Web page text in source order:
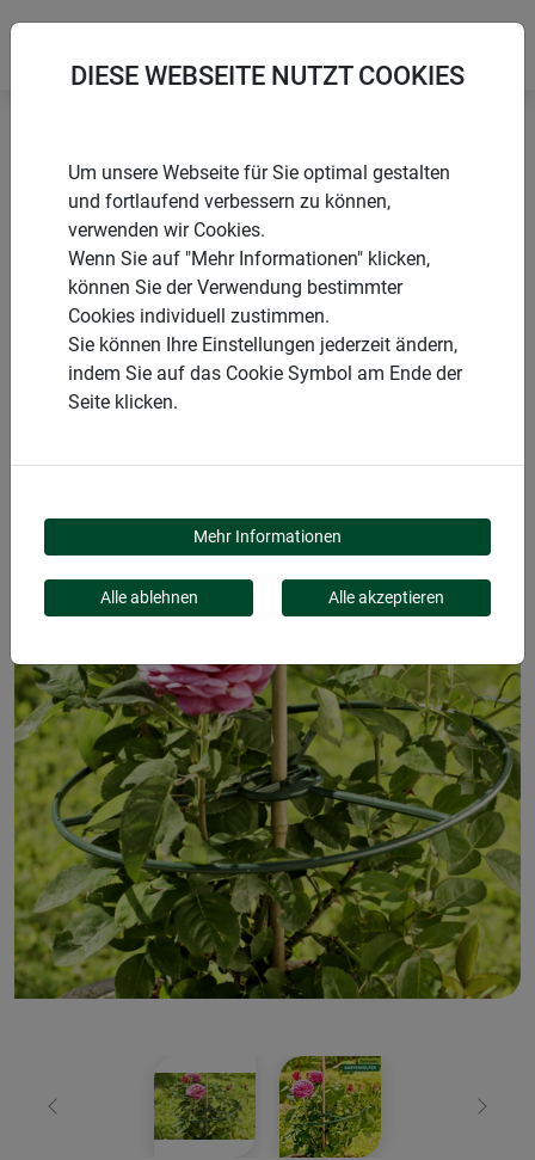
Startseite
Blumen & Staudenstützen
Pflanzenring Standard
PRODUKTE
PFLANZENRING
STANDARD
Zurück Weiter
DIESE WEBSEITE NUTZT COOKIES
Um unsere Webseite für Sie optimal gestalten
und fortlaufend verbessern zu können,
verwenden wir Cookies.
Wenn Sie auf "Mehr Informationen" klicken,
können Sie der Verwendung bestimmter
Cookies individuell zustimmen.
Sie können Ihre Einstellungen jederzeit ändern,
indem Sie auf das Cookie Symbol am Ende der
Seite klicken.
Mehr Informationen
Alle ablehnen Alle akzeptieren